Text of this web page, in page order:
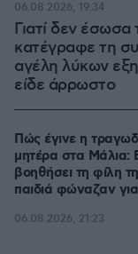
Γιατί δεν
κατέγραφε τη
αγέλη λύκων
είδε άρρωστο
06.08.2026, 19:34
Πώς έγινε η
μητέρα στα Μάλια:
βοηθήσει τη φίλη
παιδιά φώναζαν
06.08.2026, 21:23